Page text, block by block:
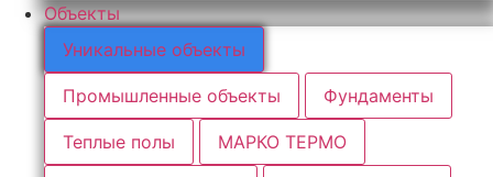
Объекты
Уникальные объекты
Промышленные объекты Фундаменты
Теплые полы МАРКО ТЕРМО